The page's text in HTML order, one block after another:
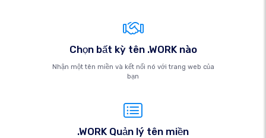
Chọn bất kỳ tên .WORK nào
Nhận một tên miền và kết nối nó với trang web của
bạn
.WORK Quản lý tên miền